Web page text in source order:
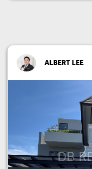
ALBERT LEE